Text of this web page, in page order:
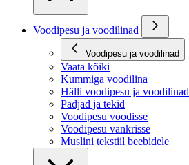
Voodipesu ja voodilinad
Voodipesu ja voodilinad
Vaata kõiki
Kummiga voodilina
Hälli voodipesu ja voodilinad
Padjad ja tekid
Voodipesu voodisse
Voodipesu vankrisse
Muslini tekstiil beebidele